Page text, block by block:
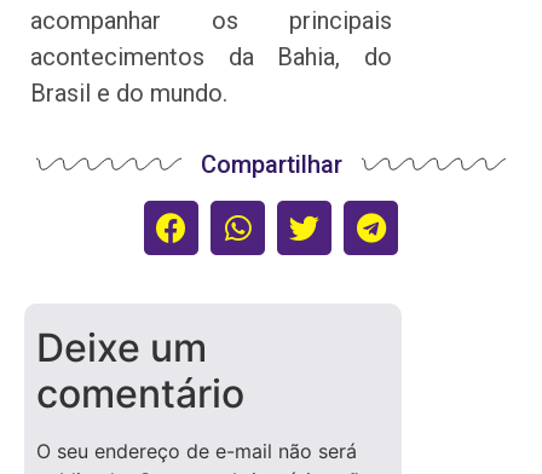
acompanhar os principais
acontecimentos da Bahia, do
Brasil e do mundo.
Compartilhar
Deixe um
comentário
O seu endereço de e-mail não será